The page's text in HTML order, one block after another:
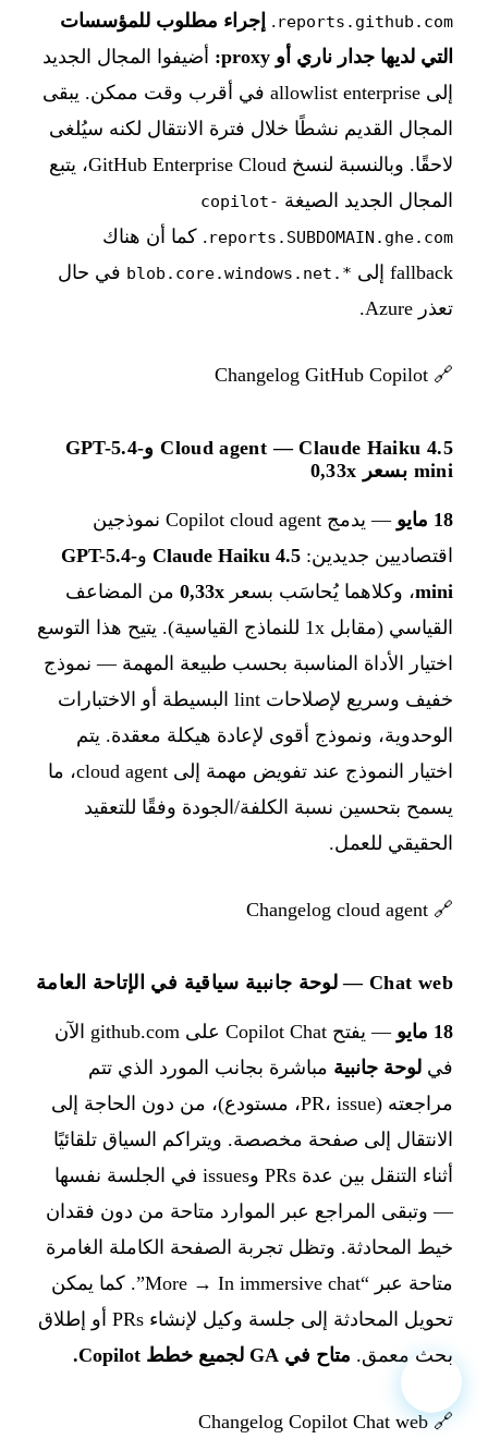
reports.github.com
. إجراء مطلوب للمؤسسات
التي لديها جدار ناري أو proxy:
أضيفوا المجال الجديد
إلى allowlist enterprise في أقرب وقت ممكن. يبقى
المجال القديم نشطًا خلال فترة الانتقال لكنه سيُلغى
لاحقًا. وبالنسبة لنسخ GitHub Enterprise Cloud، يتبع
المجال الجديد الصيغة copilot-
reports.SUBDOMAIN.ghe.com. كما أن هناك
fallback إلى
*.blob.core.windows.net
في حال
تعذر Azure.
🔗
Changelog GitHub Copilot
Cloud agent — Claude Haiku 4.5 وGPT-5.4-
mini بسعر 0,33x
18 مايو
— يدمج Copilot cloud agent نموذجين
اقتصاديين جديدين: Claude Haiku 4.5 وGPT-5.4-
mini، وكلاهما يُحاسَب بسعر 0,33x من المضاعف
القياسي (مقابل 1x للنماذج القياسية). يتيح هذا التوسع
اختيار الأداة المناسبة بحسب طبيعة المهمة — نموذج
خفيف وسريع لإصلاحات lint البسيطة أو الاختبارات
الوحدوية، ونموذج أقوى لإعادة هيكلة معقدة. يتم
اختيار النموذج عند تفويض مهمة إلى cloud agent، ما
يسمح بتحسين نسبة الكلفة/الجودة وفقًا للتعقيد
الحقيقي للعمل.
🔗
Changelog cloud agent
Chat web — لوحة جانبية سياقية في الإتاحة العامة
18 مايو
— يفتح Copilot Chat على github.com الآن
في لوحة جانبية مباشرة بجانب المورد الذي تتم
مراجعته (PR، issue، مستودع)، من دون الحاجة إلى
الانتقال إلى صفحة مخصصة. ويتراكم السياق تلقائيًا
أثناء التنقل بين عدة PRs وissues في الجلسة نفسها
— وتبقى المراجع عبر الموارد متاحة من دون فقدان
خيط المحادثة. وتظل تجربة الصفحة الكاملة الغامرة
متاحة عبر “More → In immersive chat”. كما يمكن
تحويل المحادثة إلى جلسة وكيل لإنشاء PRs أو إطلاق
بحث معمق. متاح في GA لجميع خطط Copilot.
🔗
Changelog Copilot Chat web